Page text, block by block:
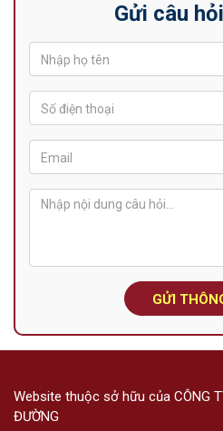
Gửi câu
GỬI
Website thuộc sở hữu của CÔNG
ĐƯỜNG